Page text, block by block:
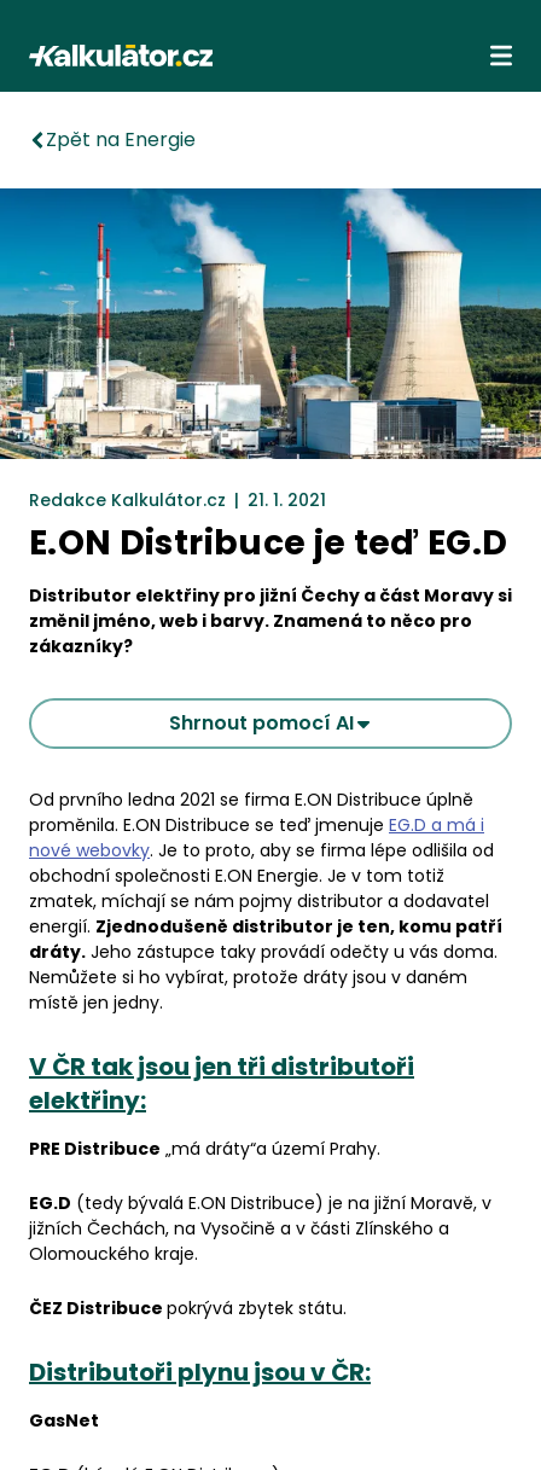
Kalkulátor.cz
Zpět na Energie
Redakce Kalkulátor.cz | 21. 1. 2021
E.ON Distribuce je teď EG.D
Distributor elektřiny pro jižní Čechy a část Moravy si
změnil jméno, web i barvy. Znamená to něco pro
zákazníky?
Shrnout pomocí AI
Od prvního ledna 2021 se firma E.ON Distribuce úplně
proměnila. E.ON Distribuce se teď jmenuje EG.D a má i
nové webovky. Je to proto, aby se firma lépe odlišila od
obchodní společnosti E.ON Energie. Je v tom totiž
zmatek, míchají se nám pojmy distributor a dodavatel
energií. Zjednodušeně distributor je ten, komu patří
dráty. Jeho zástupce taky provádí odečty u vás doma.
Nemůžete si ho vybírat, protože dráty jsou v daném
místě jen jedny.
V ČR tak jsou jen tři distributoři
elektřiny:
PRE Distribuce „má dráty“a území Prahy.
EG.D (tedy bývalá E.ON Distribuce) je na jižní Moravě, v
jižních Čechách, na Vysočině a v části Zlínského a
Olomouckého kraje.
ČEZ Distribuce pokrývá zbytek státu.
Distributoři plynu jsou v ČR:
GasNet